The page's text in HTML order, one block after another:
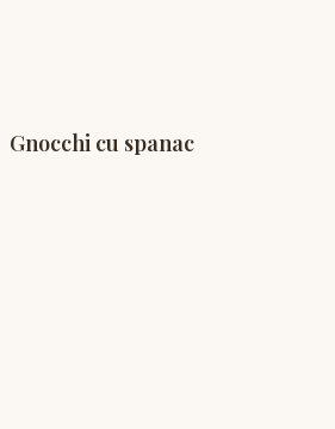
Gnocchi cu spanac